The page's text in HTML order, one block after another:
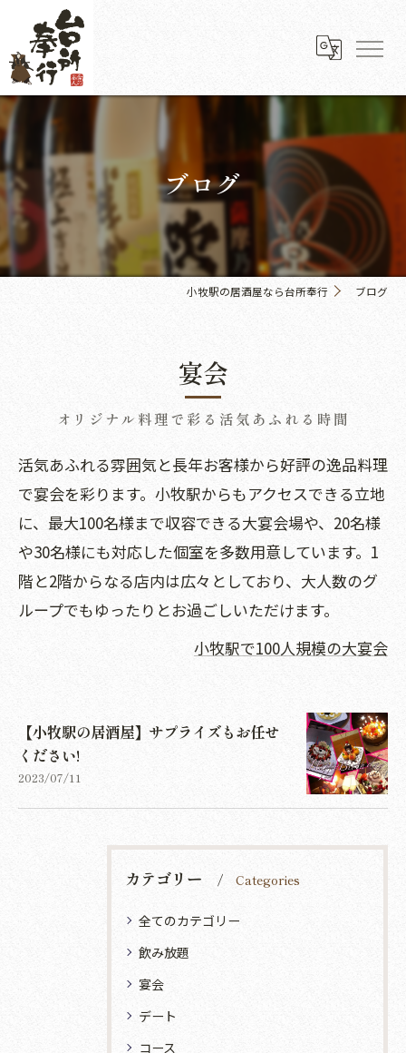
ブログ
小牧駅の居酒屋なら台所奉行 ブログ
宴会
オリジナル料理で彩る活気あふれる時間
活気あふれる雰囲気と長年お客様から好評の逸品料理
で宴会を彩ります。小牧駅からもアクセスできる立地
に、最大100名様まで収容できる大宴会場や、20名様
や30名様にも対応した個室を多数用意しています。1
階と2階からなる店内は広々としており、大人数のグ
ループでもゆったりとお過ごしいただけます。
小牧駅で100人規模の大宴会
【小牧駅の居酒屋】サプライズもお任せ
ください!
2023/07/11
カテゴリー Categories
全てのカテゴリー
飲み放題
宴会
デート
コース